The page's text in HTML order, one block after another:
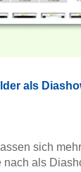
als
sich
nach als